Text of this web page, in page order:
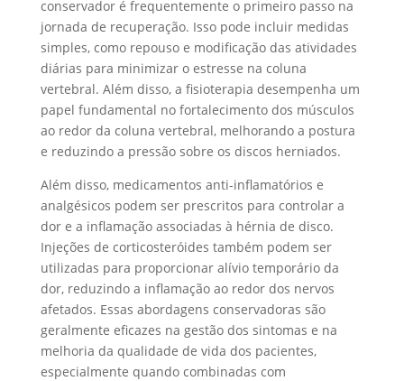
conservador é frequentemente o primeiro passo na
jornada de recuperação. Isso pode incluir medidas
simples, como repouso e modificação das atividades
diárias para minimizar o estresse na coluna
vertebral. Além disso, a fisioterapia desempenha um
papel fundamental no fortalecimento dos músculos
ao redor da coluna vertebral, melhorando a postura
e reduzindo a pressão sobre os discos herniados.
Além disso, medicamentos anti-inflamatórios e
analgésicos podem ser prescritos para controlar a
dor e a inflamação associadas à hérnia de disco.
Injeções de corticosteróides também podem ser
utilizadas para proporcionar alívio temporário da
dor, reduzindo a inflamação ao redor dos nervos
afetados. Essas abordagens conservadoras são
geralmente eficazes na gestão dos sintomas e na
melhoria da qualidade de vida dos pacientes,
especialmente quando combinadas com